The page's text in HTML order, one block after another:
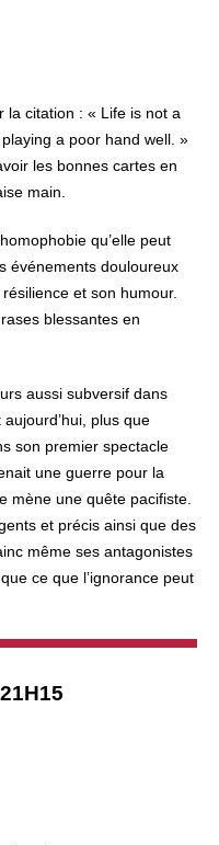
la citation : « Life is not a
a poor hand well. »
les bonnes cartes en
main.
qu’elle peut
événements douloureux
et son humour.
blessantes en
aussi subversif dans
plus que
son premier spectacle
une guerre pour la
mène une quête pacifiste.
et précis ainsi que des
même ses antagonistes
ce que l’ignorance peut